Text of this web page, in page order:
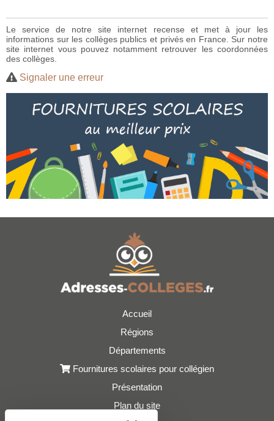
Le service de notre site internet recense et met à jour les
informations sur les collèges publics et privés en France. Sur notre
site internet vous pouvez notamment retrouver les coordonnées
des collèges.
Signaler une erreur
Accueil
Régions
Départements
Fournitures scolaires pour collégien
Présentation
Plan du site